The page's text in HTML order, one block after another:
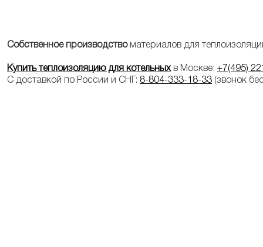
Собственное производствоматериалов для
Купить теплоизоляцию для котельныхв Москве: +7(495)
С доставкой по России и СНГ: 8-804-333-18-33 (звонок